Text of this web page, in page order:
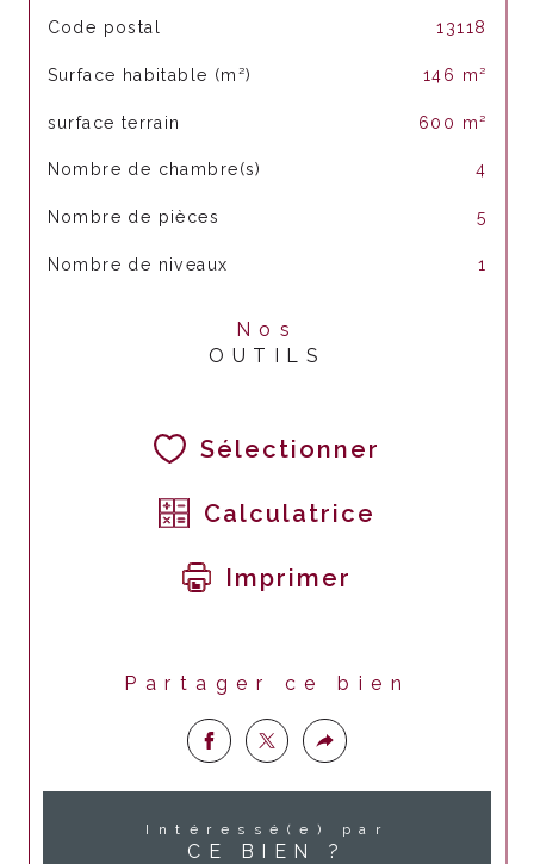
TRAD_SIROCCO_Caracteristique
Code postal 13118
Surface habitable (m²) 146 m²
surface terrain 600 m²
Nombre de chambre(s) 4
Nombre de pièces 5
Nombre de niveaux 1
Nos
OUTILS
Sélectionner
Calculatrice
Imprimer
Partager ce bien
Intéressé(e) par
CE BIEN ?